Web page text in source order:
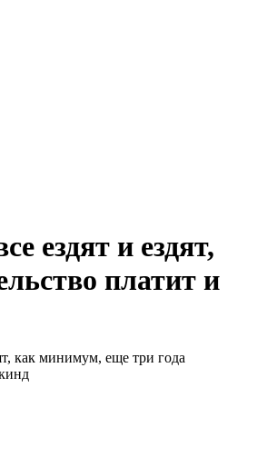
ездят и ездят,
платит и
как минимум, еще три года